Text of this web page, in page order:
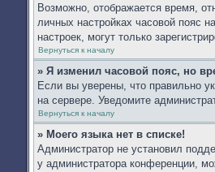
Возможно, отображается время,
личных настройках часовой пояс
настроек, могут только
Вернуться к началу
» Я изменил часовой пояс, но
Если вы уверены, что правильно
на сервере. Уведомите
Вернуться к началу
» Моего языка нет в списке!
Администратор не установил
у администратора конференции,